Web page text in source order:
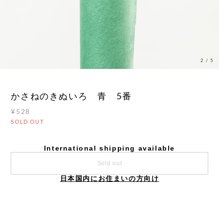
2 /5
かさねのきぬいろ 青 5番
¥528
SOLD OUT
International shipping available
Sold out
日本国内にお住まいの方向け